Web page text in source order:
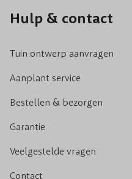
Hulp & contact
Tuin ontwerp aanvragen
Aanplant service
Bestellen & bezorgen
Garantie
Veelgestelde vragen
Contact